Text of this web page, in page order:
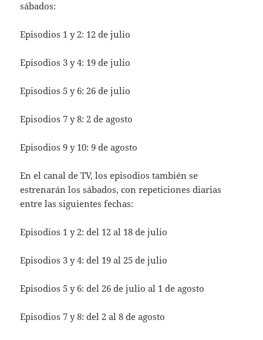
sábados:
Episodios 1 y 2: 12 de julio
Episodios 3 y 4: 19 de julio
Episodios 5 y 6: 26 de julio
Episodios 7 y 8: 2 de agosto
Episodios 9 y 10: 9 de agosto
En el canal de TV, los episodios también se
estrenarán los sábados, con repeticiones diarias
entre las siguientes fechas:
Episodios 1 y 2: del 12 al 18 de julio
Episodios 3 y 4: del 19 al 25 de julio
Episodios 5 y 6: del 26 de julio al 1 de agosto
Episodios 7 y 8: del 2 al 8 de agosto